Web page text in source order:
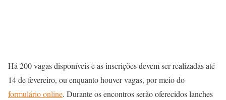
Há 200 vagas disponíveis e as inscrições devem ser realizadas até
14 de fevereiro, ou enquanto houver vagas, por meio do
formulário online. Durante os encontros serão oferecidos lanches